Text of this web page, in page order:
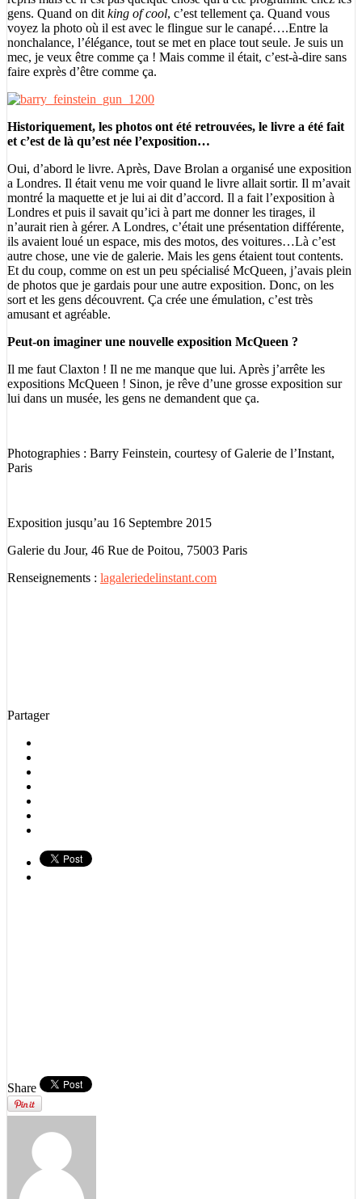
gens. Quand on dit king of cool, c’est tellement ça. Quand vous
voyez la photo où il est avec le flingue sur le canapé….Entre la
nonchalance, l’élégance, tout se met en place tout seule. Je suis un
mec, je veux être comme ça ! Mais comme il était, c’est-à-dire sans
faire exprès d’être comme ça.
Historiquement, les photos ont été retrouvées, le livre a été fait
et c’est de là qu’est née l’exposition…
Oui, d’abord le livre. Après, Dave Brolan a organisé une exposition
a Londres. Il était venu me voir quand le livre allait sortir. Il m’avait
montré la maquette et je lui ai dit d’accord. Il a fait l’exposition à
Londres et puis il savait qu’ici à part me donner les tirages, il
n’aurait rien à gérer. A Londres, c’était une présentation différente,
ils avaient loué un espace, mis des motos, des voitures…Là c’est
autre chose, une vie de galerie. Mais les gens étaient tout contents.
Et du coup, comme on est un peu spécialisé McQueen, j’avais plein
de photos que je gardais pour une autre exposition. Donc, on les
sort et les gens découvrent. Ça crée une émulation, c’est très
amusant et agréable.
Peut-on imaginer une nouvelle exposition McQueen ?
Il me faut Claxton ! Il ne me manque que lui. Après j’arrête les
expositions McQueen ! Sinon, je rêve d’une grosse exposition sur
lui dans un musée, les gens ne demandent que ça.
Photographies : Barry Feinstein, courtesy of Galerie de l’Instant,
Paris
Exposition jusqu’au 16 Septembre 2015
Galerie du Jour, 46 Rue de Poitou, 75003 Paris
Renseignements : lagaleriedelinstant.com
Partager
Share